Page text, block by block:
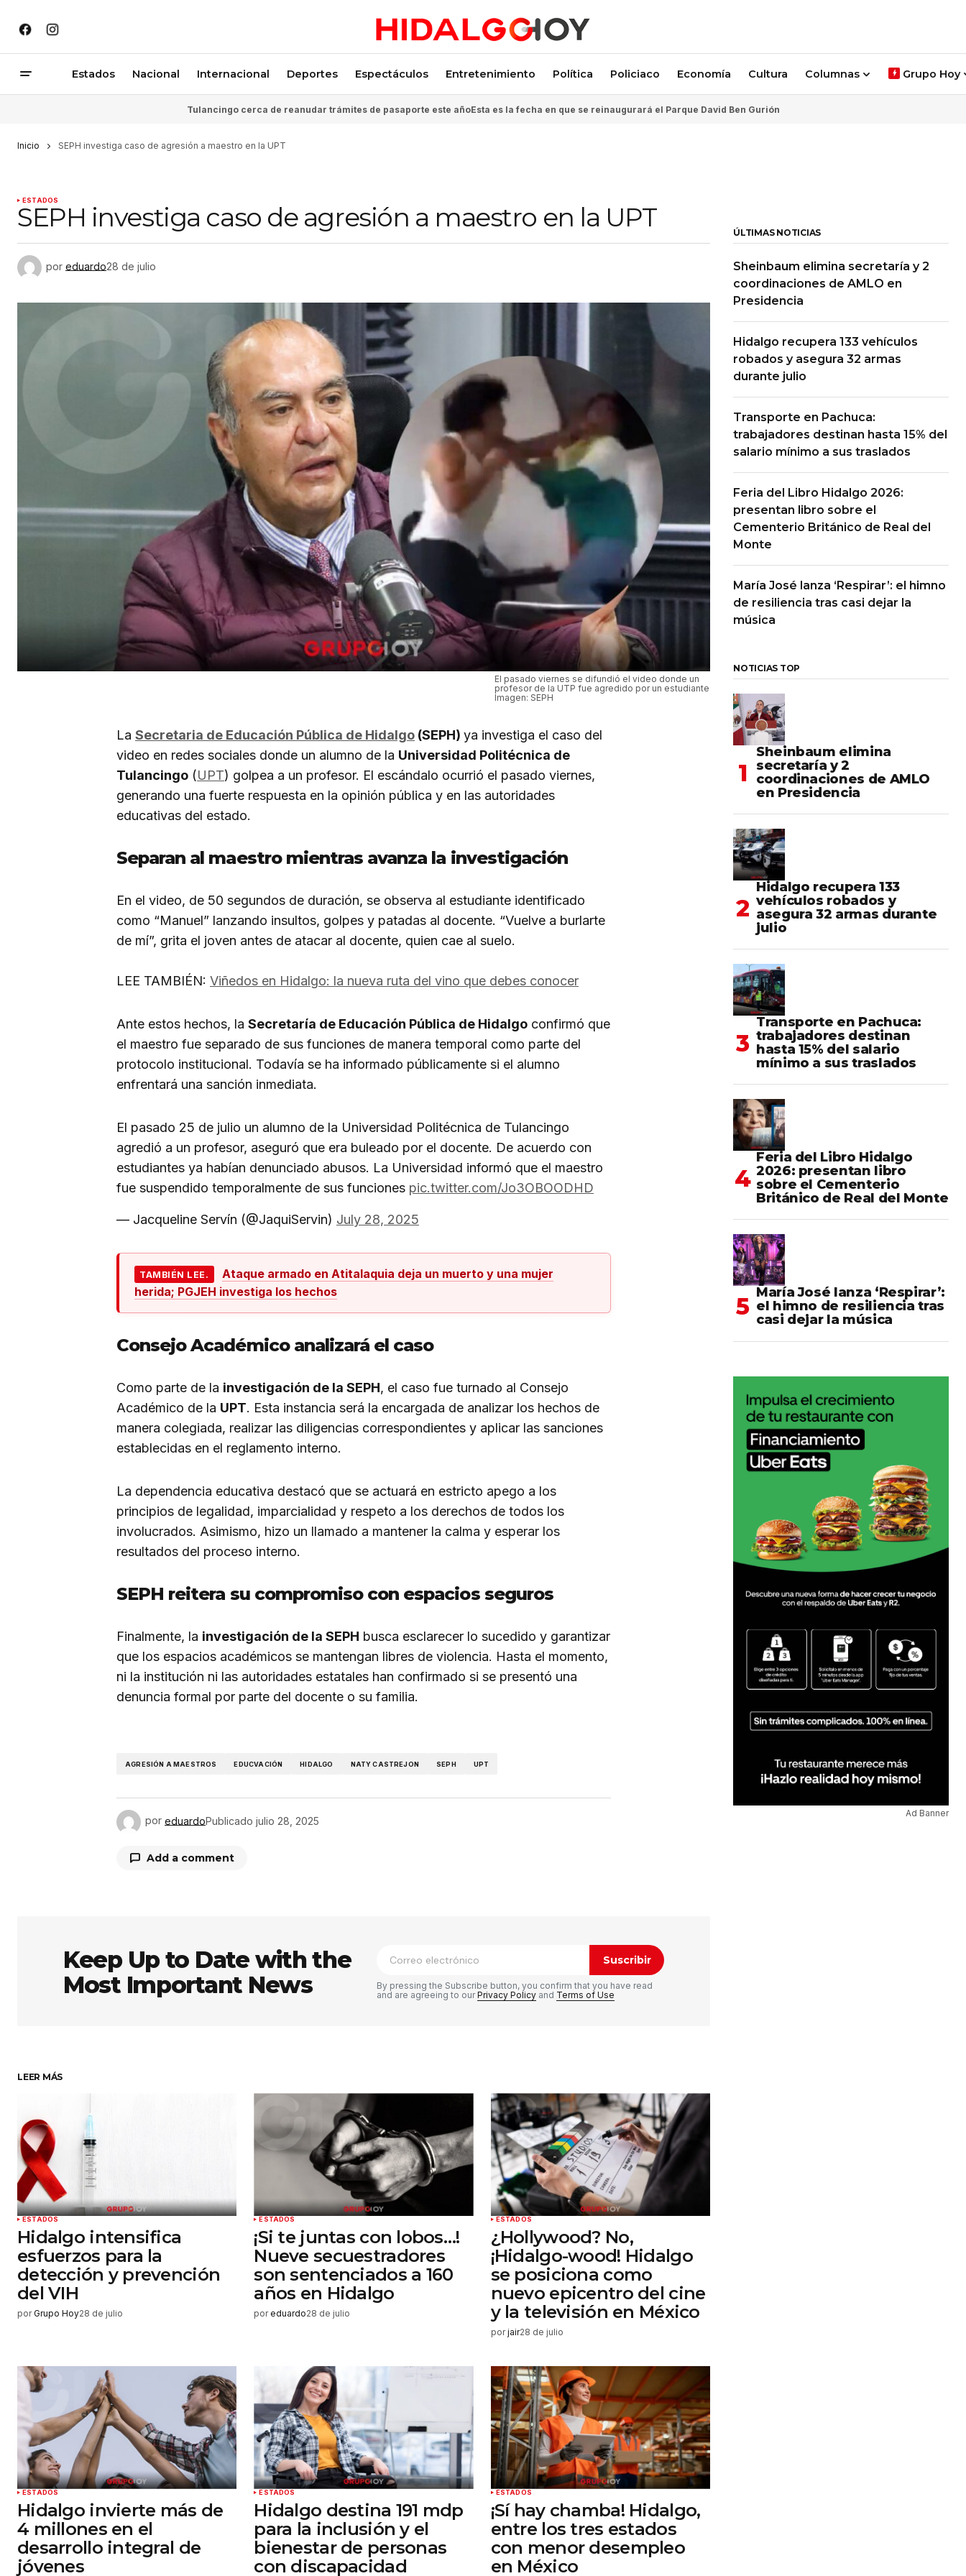
Estados Nacional Internacional Deportes Espectáculos Entretenimiento Política Policiaco Economía Cultura Columnas Grupo Hoy
Tulancingo cerca de reanudar trámites de pasaporte este añoEsta es la fecha en que se reinaugurará el Parque David Ben Gurión
Inicio SEPH investiga caso de agresión a maestro en la UPT
ESTADOS
SEPH investiga caso de agresión a maestro en la UPT
por eduardo28 de julio
El pasado viernes se difundió el video donde un
profesor de la UTP fue agredido por un estudiante
Imagen: SEPH
La Secretaria de Educación Pública de Hidalgo (SEPH) ya investiga el caso del
video en redes sociales donde un alumno de la Universidad Politécnica de
Tulancingo (UPT) golpea a un profesor. El escándalo ocurrió el pasado viernes,
generando una fuerte respuesta en la opinión pública y en las autoridades
educativas del estado.
Separan al maestro mientras avanza la investigación
En el video, de 50 segundos de duración, se observa al estudiante identificado
como “Manuel” lanzando insultos, golpes y patadas al docente. “Vuelve a burlarte
de mí”, grita el joven antes de atacar al docente, quien cae al suelo.
LEE TAMBIÉN: Viñedos en Hidalgo: la nueva ruta del vino que debes conocer
Ante estos hechos, la Secretaría de Educación Pública de Hidalgo confirmó que
el maestro fue separado de sus funciones de manera temporal como parte del
protocolo institucional. Todavía se ha informado públicamente si el alumno
enfrentará una sanción inmediata.
El pasado 25 de julio un alumno de la Universidad Politécnica de Tulancingo
agredió a un profesor, aseguró que era buleado por el docente. De acuerdo con
estudiantes ya habían denunciado abusos. La Universidad informó que el maestro
fue suspendido temporalmente de sus funciones pic.twitter.com/Jo3OBOODHD
— Jacqueline Servín (@JaquiServin) July 28, 2025
TAMBIÉN LEE.
Ataque armado en Atitalaquia deja un muerto y una mujer
herida; PGJEH investiga los hechos
Consejo Académico analizará el caso
Como parte de la investigación de la SEPH, el caso fue turnado al Consejo
Académico de la UPT. Esta instancia será la encargada de analizar los hechos de
manera colegiada, realizar las diligencias correspondientes y aplicar las sanciones
establecidas en el reglamento interno.
La dependencia educativa destacó que se actuará en estricto apego a los
principios de legalidad, imparcialidad y respeto a los derechos de todos los
involucrados. Asimismo, hizo un llamado a mantener la calma y esperar los
resultados del proceso interno.
SEPH reitera su compromiso con espacios seguros
Finalmente, la investigación de la SEPH busca esclarecer lo sucedido y garantizar
que los espacios académicos se mantengan libres de violencia. Hasta el momento,
ni la institución ni las autoridades estatales han confirmado si se presentó una
denuncia formal por parte del docente o su familia.
AGRESIÓN A MAESTROS EDUCVACIÓN HIDALGO NATY CASTREJON SEPH UPT
por eduardoPublicado julio 28, 2025
Add a comment
Comentario*
Guardar mi nombre, correo electrónico
y sitio web en este navegador para la
próxima vez que haga un comentario.
Keep Up to Date with the
Most Important News
Suscribir
By pressing the Subscribe button, you confirm that you have read
and are agreeing to ourPrivacy Policy and Terms of Use
LEER MÁS
ESTADOS
Hidalgo intensifica
esfuerzos para la
detección y prevención
del VIH
por Grupo Hoy28 de julio
ESTADOS
¡Si te juntas con lobos…!
Nueve secuestradores
son sentenciados a 160
años en Hidalgo
por eduardo28 de julio
ESTADOS
¿Hollywood? No,
¡Hidalgo-wood! Hidalgo
se posiciona como
nuevo epicentro del cine
y la televisión en México
por jair28 de julio
ESTADOS
Hidalgo invierte más de
4 millones en el
desarrollo integral de
jóvenes
ESTADOS
Hidalgo destina 191 mdp
para la inclusión y el
bienestar de personas
con discapacidad
ESTADOS
¡Sí hay chamba! Hidalgo,
entre los tres estados
con menor desempleo
en México
ÚLTIMAS NOTICIAS
Sheinbaum elimina secretaría y 2
coordinaciones de AMLO en
Presidencia
Hidalgo recupera 133 vehículos
robados y asegura 32 armas
durante julio
Transporte en Pachuca:
trabajadores destinan hasta 15% del
salario mínimo a sus traslados
Feria del Libro Hidalgo 2026:
presentan libro sobre el
Cementerio Británico de Real del
Monte
María José lanza ‘Respirar’: el himno
de resiliencia tras casi dejar la
música
NOTICIAS TOP
Sheinbaum elimina
secretaría y 2
coordinaciones de AMLO
en Presidencia
Hidalgo recupera 133
vehículos robados y
asegura 32 armas durante
julio
Transporte en Pachuca:
trabajadores destinan
hasta 15% del salario
mínimo a sus traslados
Feria del Libro Hidalgo
2026: presentan libro
sobre el Cementerio
Británico de Real del Monte
María José lanza ‘Respirar’:
el himno de resiliencia tras
casi dejar la música
Ad Banner